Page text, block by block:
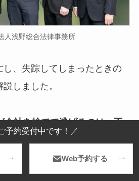
人浅野総合法律事務所
、失踪してしまったときの
しました。
会社を捨てて逃げるのは、不
いまま、事後処理に奔走せざ
非常事態に備えて、労働問
予約受付中です！／
Web予約する